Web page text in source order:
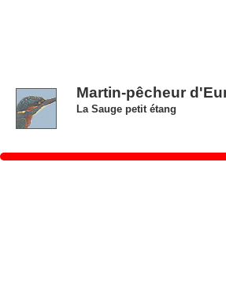
Martin-pêcheur
La Sauge petit étang